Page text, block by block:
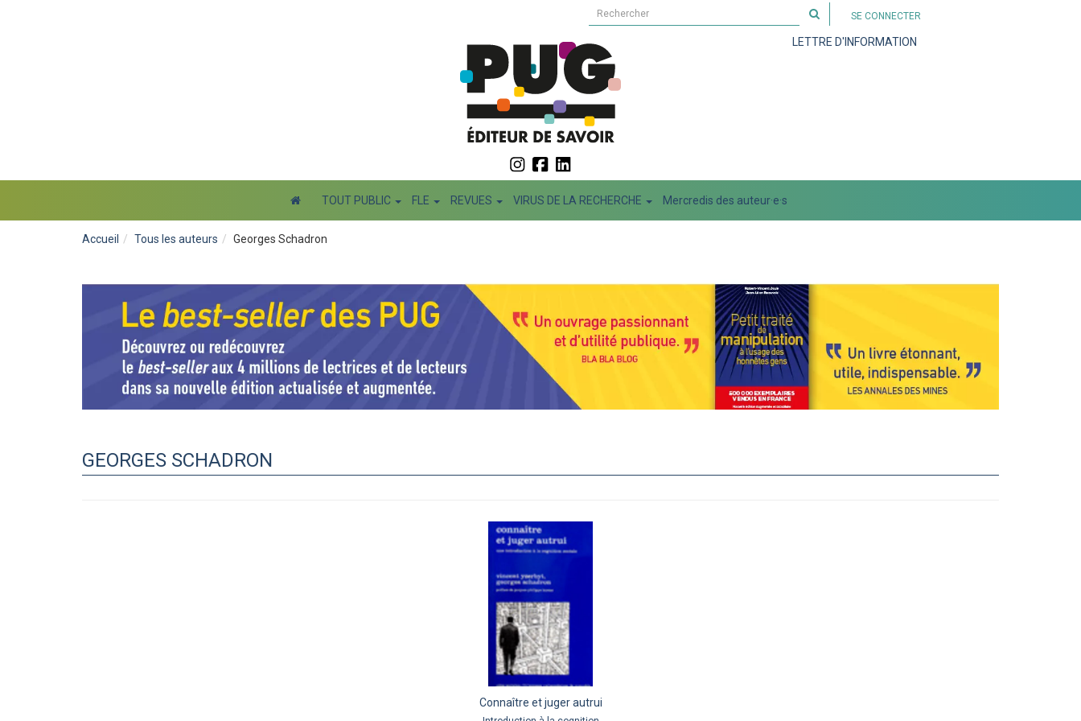
Rechercher
sur
le
SE CONNECTER
LETTRE D'INFORMATION
TOUT PUBLIC FLE REVUES VIRUS DE LA RECHERCHE Mercredis des auteur·e·s
Accueil Tous les auteurs Georges Schadron
GEORGES SCHADRON
Connaître et juger autrui